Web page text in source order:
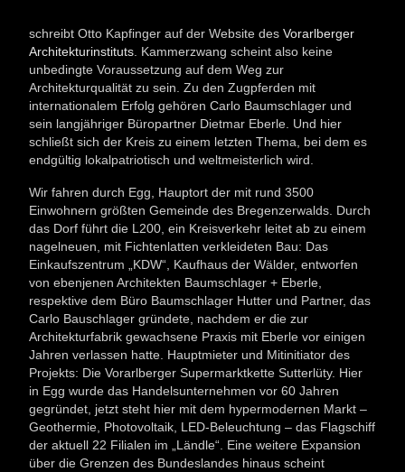
schreibt Otto Kapfinger auf der Website desVorarlberger
Architekturinstituts. Kammerzwang scheint also keine
unbedingte Voraussetzung auf dem Weg zur
Architekturqualität zu sein. Zu den Zugpferden mit
internationalem Erfolg gehören Carlo Baumschlager und
sein langjähriger Büropartner Dietmar Eberle. Und hier
schließt sich der Kreis zu einem letzten Thema, bei dem es
endgültig lokalpatriotisch und weltmeisterlich wird.
Wir fahren durch Egg, Hauptort der mit rund 3500
Einwohnern größten Gemeinde des Bregenzerwalds. Durch
das Dorf führt die L200, ein Kreisverkehr leitet ab zu einem
nagelneuen, mit Fichtenlatten verkleideten Bau: Das
Einkaufszentrum „KDW“, Kaufhaus der Wälder, entworfen
von ebenjenen Architekten Baumschlager + Eberle,
respektive dem Büro Baumschlager Hutter und Partner, das
Carlo Bauschlager gründete, nachdem er die zur
Architekturfabrik gewachsene Praxis mit Eberle vor einigen
Jahren verlassen hatte. Hauptmieter und Mitinitiator des
Projekts: Die Vorarlberger Supermarktkette Sutterlüty. Hier
in Egg wurde das Handelsunternehmen vor 60 Jahren
gegründet, jetzt steht hier mit dem hypermodernen Markt –
Geothermie, Photovoltaik, LED-Beleuchtung – das Flagschiff
der aktuell 22 Filialen im „Ländle“. Eine weitere Expansion
über die Grenzen des Bundeslandes hinaus scheint